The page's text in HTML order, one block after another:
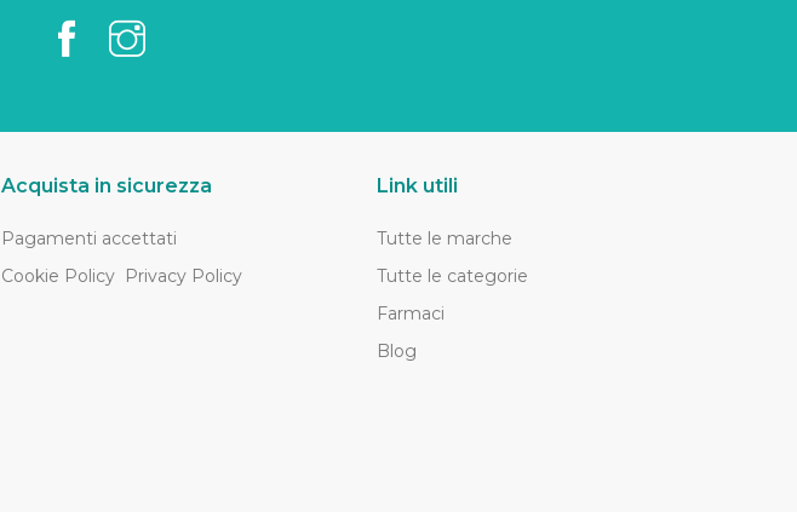
Acquista in sicurezza
Pagamenti accettati
Cookie Policy Privacy Policy
Link utili
Tutte le marche
Tutte le categorie
Farmaci
Blog